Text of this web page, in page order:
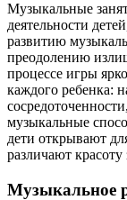
Музыкальные
деятельности
развитию
преодолению
процессе игры
каждого ребенка:
музыкальные
дети открывают
различают
Музыкальное